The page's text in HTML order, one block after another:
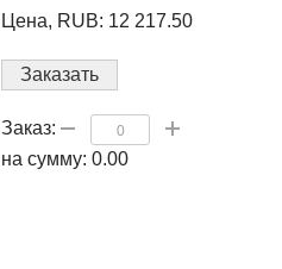
Цена, RUB: 12 217.50
Заказать
Заказ:
на сумму: 0.00